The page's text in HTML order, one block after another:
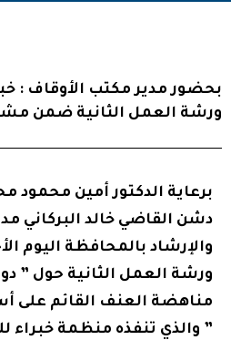
بحضور مدير مكتب الأوقاف :
ورشة العمل الثانية ضمن
برعاية الدكتور أمين
دشن القاضي خالد البركاني
ورشة العمل الثانية حول ”
مناهضة العنف القائم على
” والذي تنفذه منظمة خبراء